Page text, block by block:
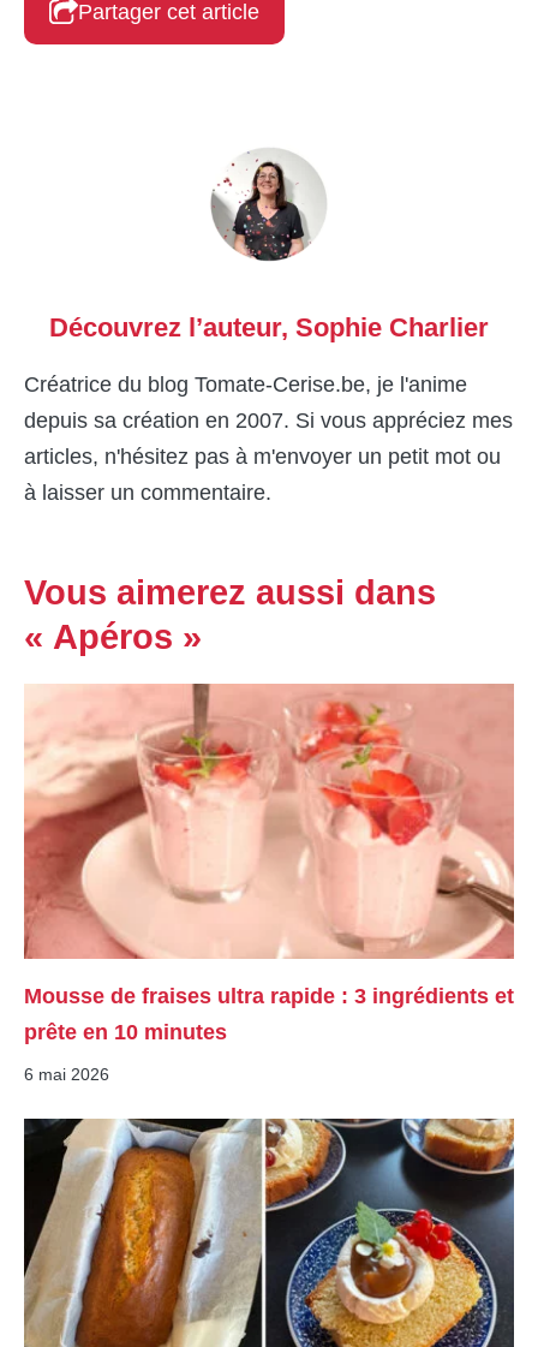
Partager cet article
Découvrez l’auteur, Sophie Charlier
Créatrice du blog Tomate-Cerise.be, je l'anime
depuis sa création en 2007. Si vous appréciez mes
articles, n'hésitez pas à m'envoyer un petit mot ou
à laisser un commentaire.
Vous aimerez aussi dans
« Apéros »
Mousse de fraises ultra rapide : 3 ingrédients et
prête en 10 minutes
6 mai 2026